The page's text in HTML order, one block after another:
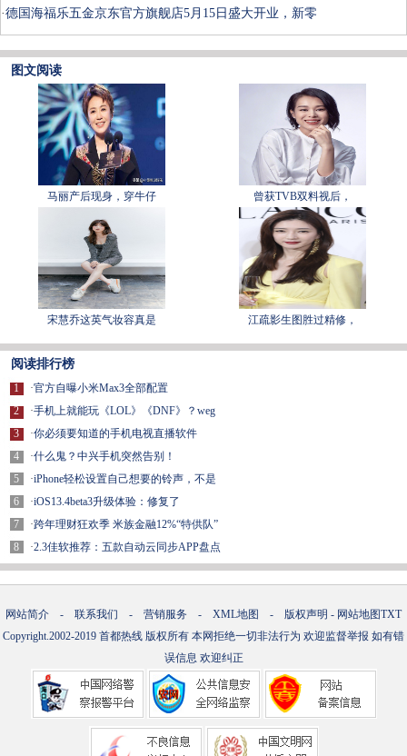
·德国海福乐五金京东官方旗舰店5月15日盛大开业，新零
图文阅读
马丽产后现身，穿牛仔 曾获TVB双料视后，
宋慧乔这英气妆容真是 江疏影生图胜过精修，
阅读排行榜
1
2
3
4
5
6
7
8
·官方自曝小米Max3全部配置
·手机上就能玩《LOL》《DNF》？weg
·你必须要知道的手机电视直播软件
·什么鬼？中兴手机突然告别！
·iPhone轻松设置自己想要的铃声，不是
·iOS13.4beta3升级体验：修复了
·跨年理财狂欢季 米族金融12%“特供队”
·2.3佳软推荐：五款自动云同步APP盘点
网站简介 - 联系我们 - 营销服务 - XML地图 - 版权声明 - 网站地图TXT
Copyright.2002-2019 首都热线 版权所有 本网拒绝一切非法行为 欢迎监督举报 如有错
误信息 欢迎纠正